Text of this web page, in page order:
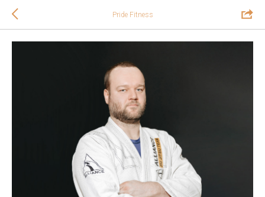
Pride Fitness